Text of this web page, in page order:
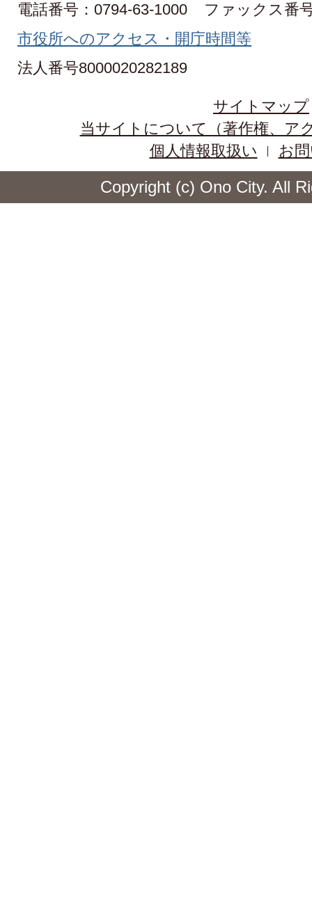
電話番号：0794-63-1000
ファックス番
市役所へのアクセス・開庁時間等
法人番号8000020282189
サイトマップ
当サイトについて（著作権、ア
個人情報取扱い
お
Copyright (c) Ono City. All